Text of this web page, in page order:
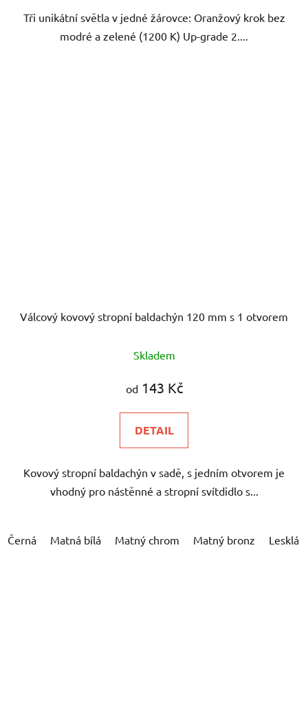
hvězdiček.
Tři unikátní světla v jedné žárovce: Oranžový krok bez
modré a zelené (1200 K) Up-grade 2....
Válcový kovový stropní baldachýn 120 mm s 1 otvorem
Skladem
od143 Kč
DETAIL
Kovový stropní baldachýn v sadě, s jedním otvorem je
vhodný pro nástěnné a stropní svítdidlo s...
Černá Matná bílá Matný chrom Matný bronz Lesklá